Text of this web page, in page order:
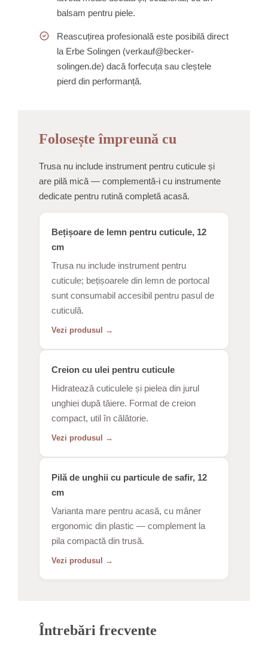
balsam pentru piele.
Reascuțirea profesională este posibilă direct
la Erbe Solingen (verkauf@becker-
solingen.de) dacă forfecuța sau cleștele
pierd din performanță.
Folosește împreună cu
Trusa nu include instrument pentru cuticule și
are pilă mică — complementă-i cu instrumente
dedicate pentru rutină completă acasă.
Bețișoare de lemn pentru cuticule, 12
cm
Trusa nu include instrument pentru
cuticule; bețișoarele din lemn de portocal
sunt consumabil accesibil pentru pasul de
cuticulă.
Vezi produsul →
Creion cu ulei pentru cuticule
Hidratează cuticulele și pielea din jurul
unghiei după tăiere. Format de creion
compact, util în călătorie.
Vezi produsul →
Pilă de unghii cu particule de safir, 12
cm
Varianta mare pentru acasă, cu mâner
ergonomic din plastic — complement la
pila compactă din trusă.
Vezi produsul →
Întrebări frecvente